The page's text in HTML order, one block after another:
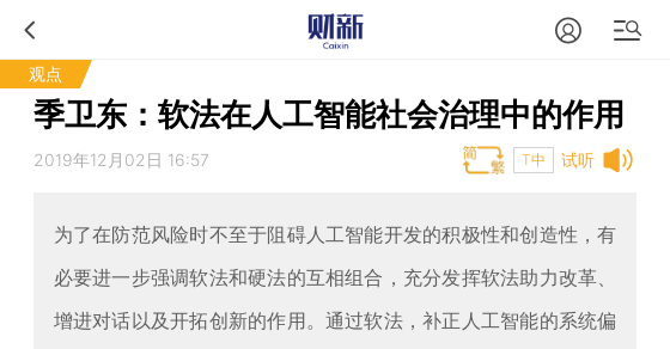
观点
季卫东：软法在人工智能社会治理中的作用
试听
2019年12月02日 16:57 T中
为了在防范风险时不至于阻碍人工智能开发的积极性和创造性，有
必要进一步强调软法和硬法的互相组合，充分发挥软法助力改革、
增进对话以及开拓创新的作用。通过软法，补正人工智能的系统偏